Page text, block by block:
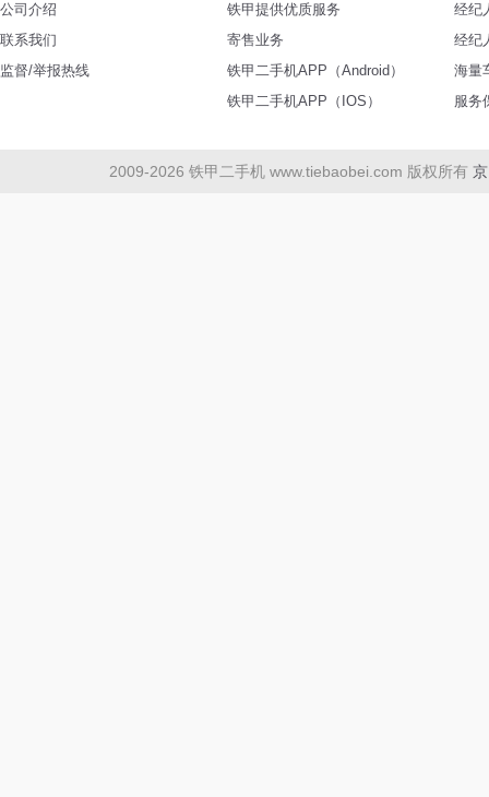
公司介绍
联系我们
监督/举报热线
铁甲提供优质服务
寄售业务
铁甲二手机APP（Android）
铁甲二手机APP（IOS）
经纪
经纪
海量
服务
2009-2026 铁甲二手机 www.tiebaobei.com 版权所有